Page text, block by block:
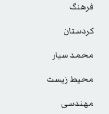
فرهنگ
کردستان
محمد سیار
محیط زیست
مهندسی